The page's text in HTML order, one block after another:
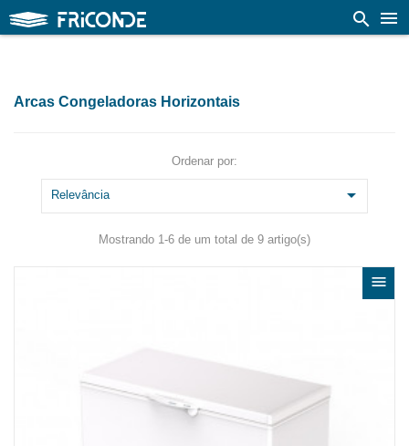

search
Arcas Congeladoras Horizontais
Ordenar por:
Relevância 
Mostrando 1-6 de um total de 9 artigo(s)
